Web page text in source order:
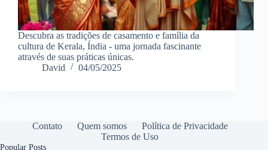
Descubra as tradições de casamento e família da
cultura de Kerala, Índia - uma jornada fascinante
através de suas práticas únicas.
David
04/05/2025
Contato Quem somos
Política de Privacidade
Termos de Uso
Popular Posts